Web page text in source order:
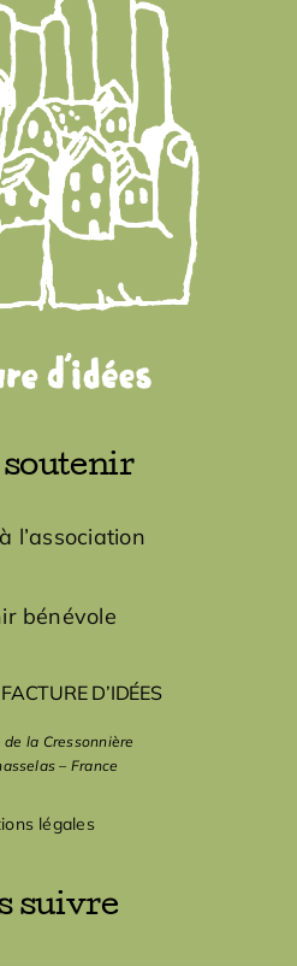
soutenir
l’association
bénévole
D’IDÉES
la Cressonnière
– France
légales
suivre